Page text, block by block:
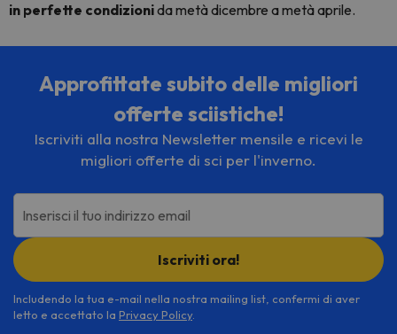
in perfette condizionida metà dicembre a metà aprile.
Approfittate subito delle migliori
offerte sciistiche!
Iscriviti alla nostra Newsletter mensile e ricevi le
migliori offerte di sci per l'inverno.
Inserisci il tuo indirizzo email
Iscriviti ora!
Includendo la tua e-mail nella nostra mailing list, confermi di aver
letto e accettato la Privacy Policy.